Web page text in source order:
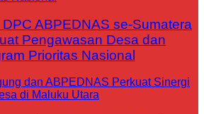
ABPEDNAS se-Sumatera
Pengawasan Desa dan
Prioritas Nasional